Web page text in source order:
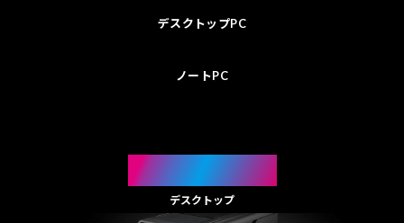
デスクトップPC
ノートPC
DESKTOP
デスクトップ